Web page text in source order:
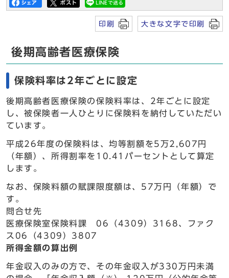
印刷 大きな文字で印刷
後期高齢者医療保険
保険料率は2年ごとに設定
後期高齢者医療保険の保険料率は、2年ごとに設定
し、被保険者一人ひとりに保険料を納付していただい
ています。
平成26年度の保険料は、均等割額を5万2,607円
（年額）、所得割率を10.41パーセントとして算定
します。
なお、保険料額の賦課限度額は、57万円（年額）で
す。
問合せ先
医療保険室保険料課 06（4309）3168、ファク
ス06（4309）3807
所得金額の算出例
年金収入のみの方で、その年金収入が330万円未満